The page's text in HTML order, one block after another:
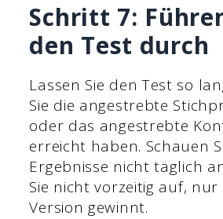
Schritt 7:
den Test durch
Lassen Sie den Test so
Sie die angestrebte
oder das angestrebte
erreicht haben. Schauen
Ergebnisse nicht täglich
Sie nicht vorzeitig auf, nur
Version gewinnt.